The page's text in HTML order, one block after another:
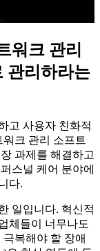
워크 관리
관리하라는
고 사용자 친화적
크 관리 소프트
과제를 해결하고
스널 케어 분야에
다.
일입니다. 혁신적
체들이 너무나도
복해야 할 장애